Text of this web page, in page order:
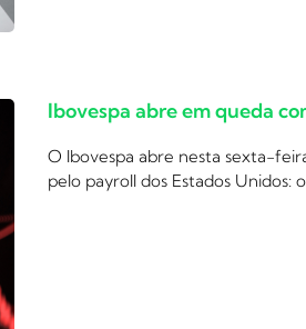
Ibovespa abre em queda
O Ibovespa abre nesta sexta-
pelo payroll dos Estados Unidos: